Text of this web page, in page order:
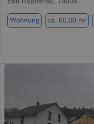
Wohnung ca. 80,00 m²